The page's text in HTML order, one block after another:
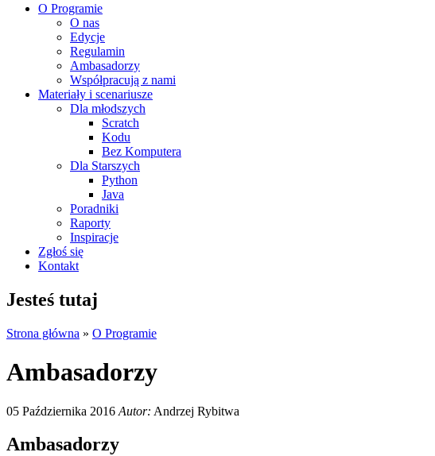
O Programie
O nas
Edycje
Regulamin
Ambasadorzy
Współpracują z nami
Materiały i scenariusze
Dla młodszych
Scratch
Kodu
Bez Komputera
Dla Starszych
Python
Java
Poradniki
Raporty
Inspiracje
Zgłoś się
Kontakt
Jesteś tutaj
Strona główna » O Programie
Ambasadorzy
05 Października 2016 Autor: Andrzej Rybitwa
Ambasadorzy